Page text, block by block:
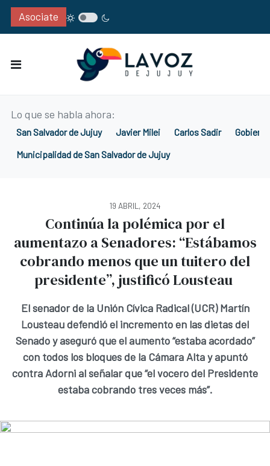
Asociate
Lo que se habla ahora:
San Salvador de Jujuy Javier Milei Carlos Sadir
Municipalidad de San Salvador de Jujuy
19 ABRIL, 2024
Continúa la polémica por el
aumentazo a Senadores: “Estábamos
cobrando menos que un tuitero del
presidente”, justificó Lousteau
El senador de la Unión Cívica Radical (UCR) Martín
Lousteau defendió el incremento en las dietas del
Senado y aseguró que el aumento “estaba acordado”
con todos los bloques de la Cámara Alta y apuntó
contra Adorni al señalar que “el vocero del Presidente
estaba cobrando tres veces más”.